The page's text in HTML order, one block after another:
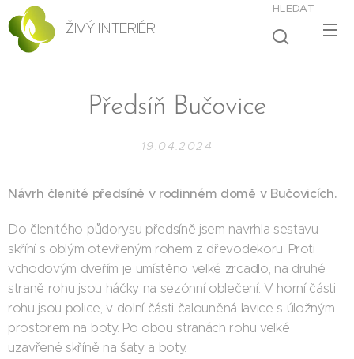
ŽIVÝ INTERIÉR
HLEDAT
Předsíň Bučovice
19.04.2024
Návrh členité předsíně v rodinném domě v Bučovicích.
Do členitého půdorysu předsíně jsem navrhla sestavu
skříní s oblým otevřeným rohem z dřevodekoru. Proti
vchodovým dveřím je umístěno velké zrcadlo, na druhé
straně rohu jsou háčky na sezónní oblečení. V horní části
rohu jsou police, v dolní části čalouněná lavice s úložným
prostorem na boty. Po obou stranách rohu velké
uzavřené skříně na šaty a boty.